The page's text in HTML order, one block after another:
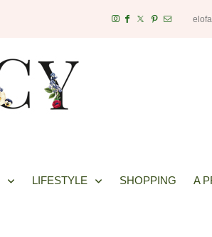
LIFESTYLE SHOPPING A